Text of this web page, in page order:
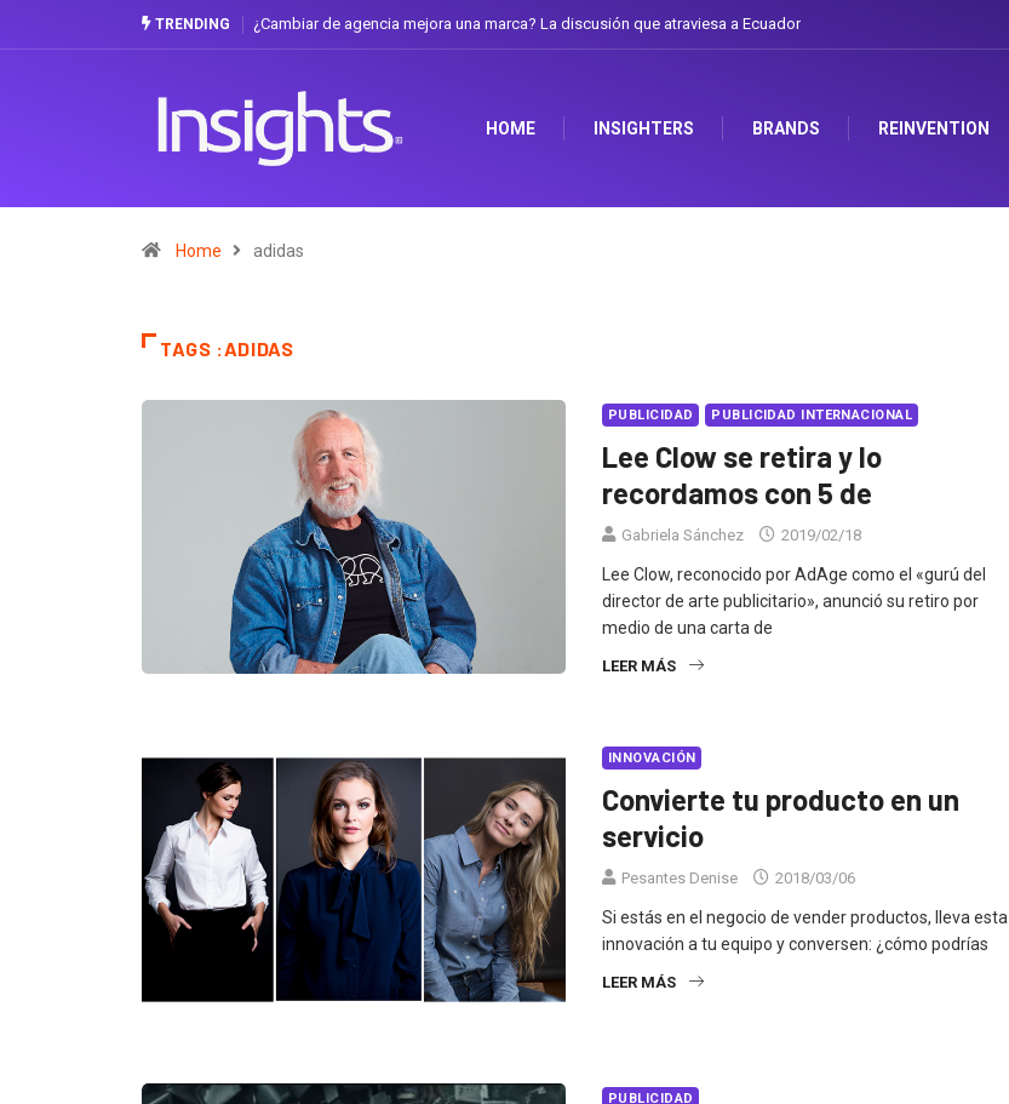
TRENDING
mejora una marca? La discusión que atraviesa a EcuadorGabriela Herrera y el arte de cambiarse el sombrero en Corporación Favorita
HOME INSIGHTERS BRANDS REINVENTION
Home adidas
TAGS :ADIDAS
PUBLICIDAD PUBLICIDAD INTERNACIONAL
Lee Clow se retira y lo
recordamos con 5 de
Gabriela Sánchez 2019/02/18
Lee Clow, reconocido por AdAge como el «gurú del
director de arte publicitario», anunció su retiro por
medio de una carta de
LEER MÁS
INNOVACIÓN
Convierte tu producto en un
servicio
Pesantes Denise 2018/03/06
Si estás en el negocio de vender productos, lleva esta
innovación a tu equipo y conversen: ¿cómo podrías
LEER MÁS
PUBLICIDAD